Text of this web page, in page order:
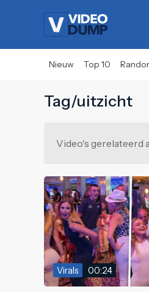
Nieuw Top 10
Tag/uitzicht
Video's gerelateerd
Virals 00:24